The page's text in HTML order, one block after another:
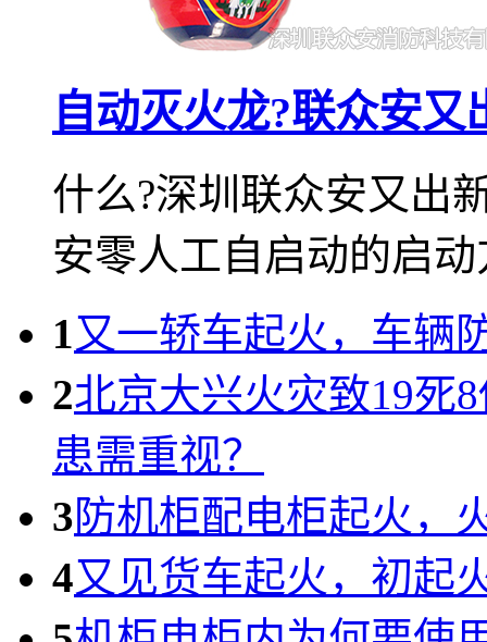
自动灭火龙?联众安
什么?深圳联众安又出
安零人工自启动的启
1又一轿车起火，车辆
2北京大兴火灾致19死
患需重视？
3防机柜配电柜起火，
4又见货车起火，初起